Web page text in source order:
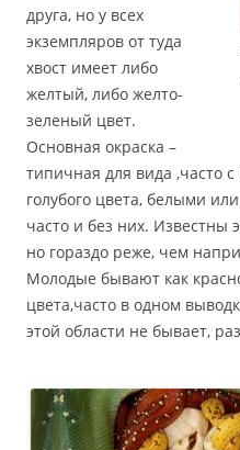
друга, но у всех
экземпляров от туда
хвост имеет либо
желтый, либо желто-
зеленый цвет.
Основная окраска –
типичная для вида ,часто
голубого цвета, белыми
часто и без них. Известны
но гораздо реже, чем
Молодые бывают как
цвета,часто в одном
этой области не бывает,